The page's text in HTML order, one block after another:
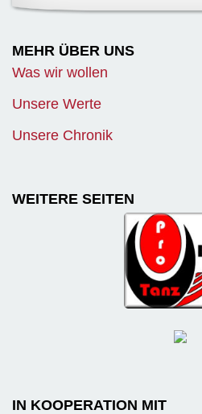
MEHR ÜBER UNS
Was wir wollen
Unsere Werte
Unsere Chronik
WEITERE SEITEN
IN KOOPERATION MIT